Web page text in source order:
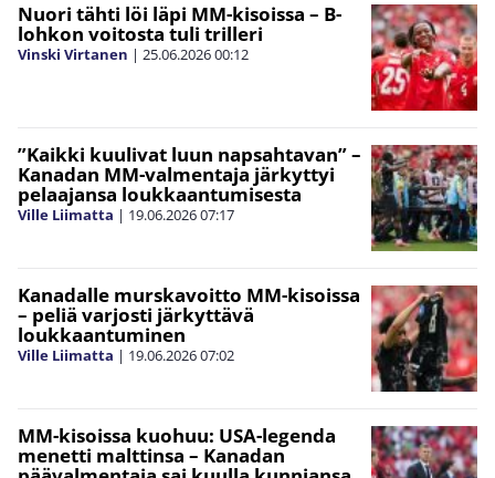
Nuori tähti löi läpi MM-kisoissa – B-
lohkon voitosta tuli trilleri
Vinski Virtanen | 25.06.202600:12
”Kaikki kuulivat luun napsahtavan” –
Kanadan MM-valmentaja järkyttyi
pelaajansa loukkaantumisesta
Ville Liimatta | 19.06.202607:17
Kanadalle murskavoitto MM-kisoissa
– peliä varjosti järkyttävä
loukkaantuminen
Ville Liimatta | 19.06.202607:02
MM-kisoissa kuohuu: USA-legenda
menetti malttinsa – Kanadan